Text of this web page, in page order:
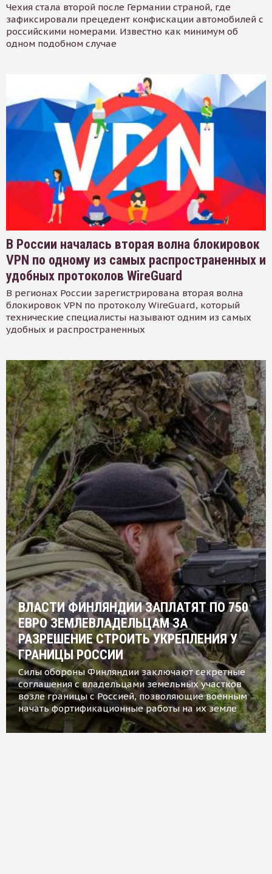
Чехия стала второй после Германии страной, где
зафиксировали прецедент конфискации автомобилей с
российскими номерами. Известно как минимум об
одном подобном случае
В России началась вторая волна блокировок
VPN по одному из самых распространенных и
удобных протоколов WireGuard
В регионах России зарегистрирована вторая волна
блокировок VPN по протоколу WireGuard, который
технические специалисты называют одним из самых
удобных и распространенных
ВЛАСТИ ФИНЛЯНДИИ ЗАПЛАТЯТ ПО 750
ЕВРО ЗЕМЛЕВЛАДЕЛЬЦАМ ЗА
РАЗРЕШЕНИЕ СТРОИТЬ УКРЕПЛЕНИЯ У
ГРАНИЦЫ РОССИИ
Силы обороны Финляндии заключают секретные
соглашения с владельцами земельных участков
возле границы с Россией, позволяющие военным
начать фортификационные работы на их земле